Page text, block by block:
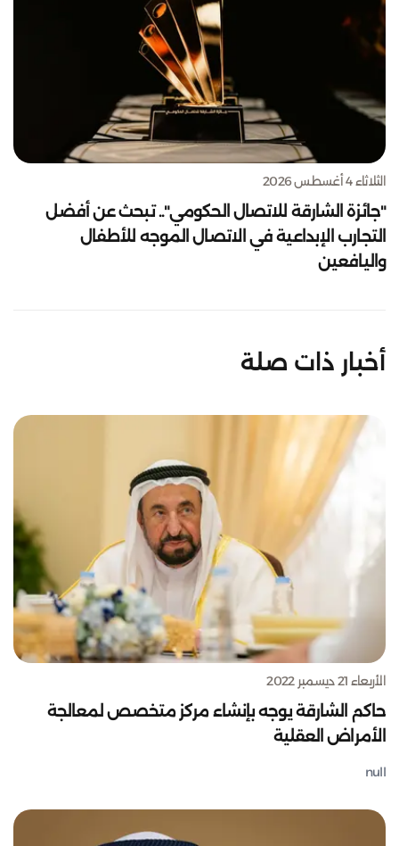
الثلاثاء 4 أغسطس 2026
"جائزة الشارقة للاتصال الحكومي".. تبحث عن أفضل
التجارب الإبداعية في الاتصال الموجه للأطفال
واليافعين
أخبار ذات صلة
الأربعاء 21 ديسمبر 2022
حاكم الشارقة يوجه بإنشاء مركز متخصص لمعالجة
الأمراض العقلية
null